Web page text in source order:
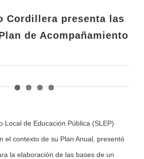
Cordillera presenta las
de Acompañamiento
Local de Educación Pública (SLEP)
el contexto de su Plan Anual, presentó
la elaboración de las bases de un